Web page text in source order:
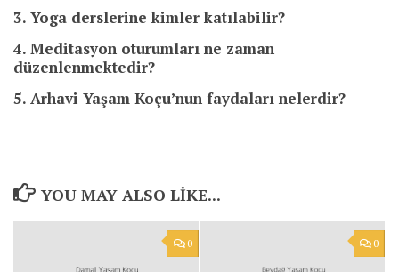
3. Yoga derslerine kimler katılabilir?
4. Meditasyon oturumları ne zaman
düzenlenmektedir?
5. Arhavi Yaşam Koçu’nun faydaları nelerdir?
YOU MAY ALSO LIKE...
0 0